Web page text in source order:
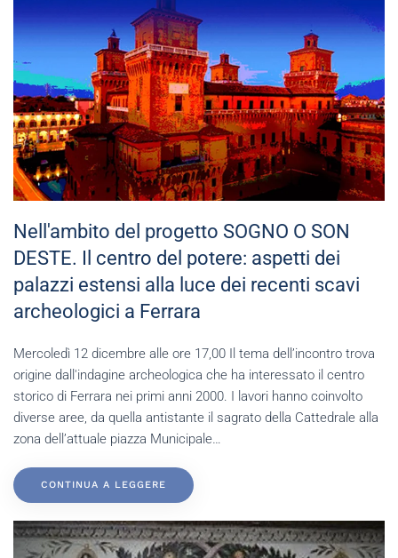
Nell'ambito del progetto SOGNO O SON
DESTE. Il centro del potere: aspetti dei
palazzi estensi alla luce dei recenti scavi
archeologici a Ferrara
Mercoledì 12 dicembre alle ore 17,00 Il tema dell’incontro trova
origine dall'indagine archeologica che ha interessato il centro
storico di Ferrara nei primi anni 2000. I lavori hanno coinvolto
diverse aree, da quella antistante il sagrato della Cattedrale alla
zona dell’attuale piazza Municipale…
CONTINUA A LEGGERE